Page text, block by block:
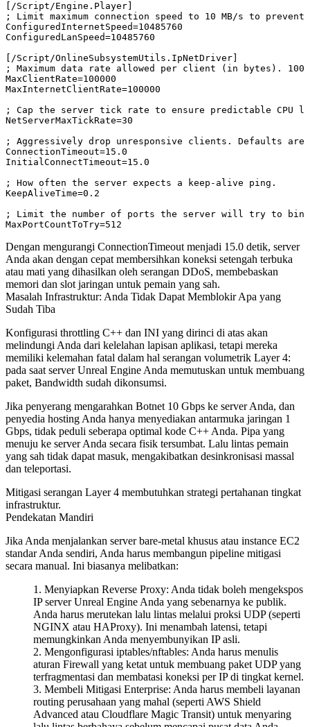
[/Script/Engine.Player]
; Limit maximum connection speed to 10 MB/s to
ConfiguredInternetSpeed=10485760
ConfiguredLanSpeed=10485760
[/Script/OnlineSubsystemUtils.IpNetDriver]
; Maximum data rate allowed per client (in bytes).
MaxClientRate=100000
MaxInternetClientRate=100000
; Cap the server tick rate to ensure predictable CPU
NetServerMaxTickRate=30
; Aggressively drop unresponsive clients. Defaults
ConnectionTimeout=15.0
InitialConnectTimeout=15.0
; How often the server expects a keep-alive ping.
KeepAliveTime=0.2
; Limit the number of ports the server will try to
Dengan mengurangi ConnectionTimeoutmenjadi 15.0 detik, server
Anda akan dengan cepat membersihkan koneksi setengah terbuka
atau mati yang dihasilkan oleh serangan DDoS, membebaskan
memori dan slot jaringan untuk pemain yang sah.
Masalah Infrastruktur: Anda Tidak Dapat Memblokir Apa yang
Sudah Tiba
Konfigurasi throttling C++ dan INI yang dirinci di atas akan
melindungi Anda dari kelelahan lapisan aplikasi, tetapi mereka
memiliki kelemahan fatal dalam hal serangan volumetrik Layer 4:
pada saat server Unreal Engine Anda memutuskan untuk membuang
paket, Bandwidth sudah dikonsumsi.
Jika penyerang mengarahkan Botnet 10 Gbps ke server Anda, dan
penyedia hosting Anda hanya menyediakan antarmuka jaringan 1
Gbps, tidak peduli seberapa optimal kode C++ Anda. Pipa yang
menuju ke server Anda secara fisik tersumbat. Lalu lintas pemain
yang sah tidak dapat masuk, mengakibatkan desinkronisasi massal
dan teleportasi.
Mitigasi serangan Layer 4 membutuhkan strategi pertahanan tingkat
infrastruktur.
Pendekatan Mandiri
Jika Anda menjalankan server bare-metal khusus atau instance EC2
standar Anda sendiri, Anda harus membangun pipeline mitigasi
secara manual. Ini biasanya melibatkan:
Menyiapkan Reverse Proxy: Anda tidak boleh mengekspos
IP server Unreal Engine Anda yang sebenarnya ke publik.
Anda harus merutekan lalu lintas melalui proksi UDP (seperti
NGINX atau HAProxy). Ini menambah latensi, tetapi
memungkinkan Anda menyembunyikan IP asli.
Mengonfigurasi iptables/nftables: Anda harus menulis
aturan Firewall yang ketat untuk membuang paket UDP yang
terfragmentasi dan membatasi koneksi per IP di tingkat kernel.
Membeli Mitigasi Enterprise: Anda harus membeli layanan
routing perusahaan yang mahal (seperti AWS Shield
Advanced atau Cloudflare Magic Transit) untuk menyaring